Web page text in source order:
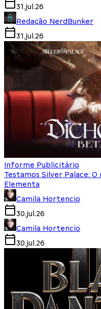
31.jul.26
Redação NerdBunker
31.jul.26
Informe Publicitário
Testamos Silver Palace:
Elementa
Camila Hortencio
30.jul.26
Camila Hortencio
30.jul.26